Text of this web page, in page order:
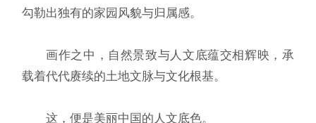
勾勒出独有的家园风貌与归属感。
画作之中，自然景致与人文底蕴交相辉映，承
载着代代赓续的土地文脉与文化根基。
这，便是美丽中国的人文底色。